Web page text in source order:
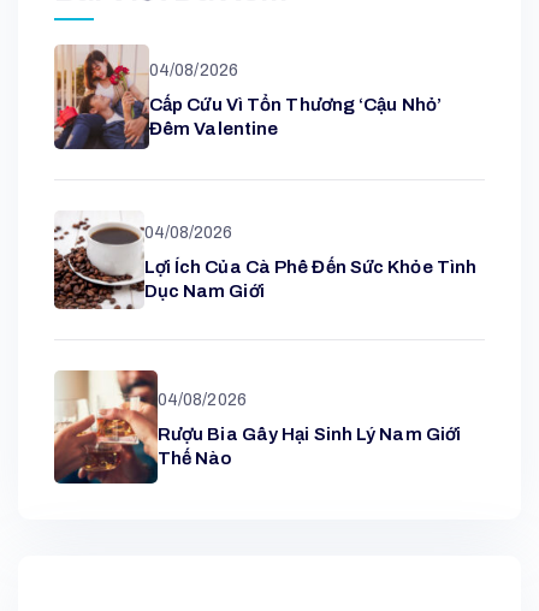
04/08/2026
Cấp Cứu Vì Tổn Thương ‘cậu Nhỏ’
Đêm Valentine
04/08/2026
Lợi Ích Của Cà Phê Đến Sức Khỏe Tình
Dục Nam Giới
04/08/2026
Rượu Bia Gây Hại Sinh Lý Nam Giới
Thế Nào